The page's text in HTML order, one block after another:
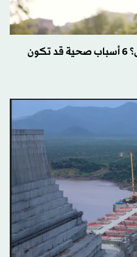
لماذا لا يختفي شعورك بالعطش؟ 6 أسباب صحية قد تكون